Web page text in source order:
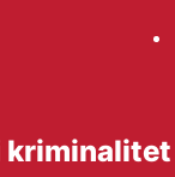
kriminalitet